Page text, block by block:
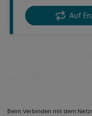
Auf
Beim Verbinden mit dem